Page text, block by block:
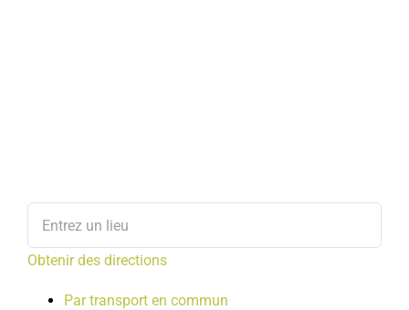
Obtenir des directions
Par transport en commun